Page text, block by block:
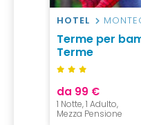
HOTEL
Terme per
Terme
da 99 €
1 Notte, 1 Adulto,
Mezza Pensione